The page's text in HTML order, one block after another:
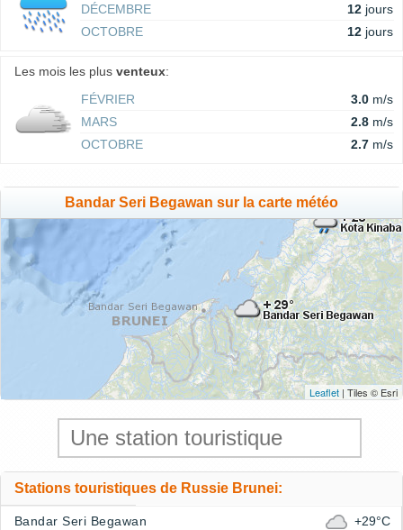
DÉCEMBRE
12 jours
OCTOBRE
12 jours
Les mois les plus venteux:
FÉVRIER
3.0 m/s
MARS
2.8 m/s
OCTOBRE
2.7 m/s
Bandar Seri Begawan sur la carte météo
Leaflet | Tiles © Esri
Stations touristiques de Russie Brunei:
Bandar Seri Begawan +29°C